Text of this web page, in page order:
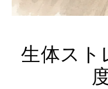
生体スト